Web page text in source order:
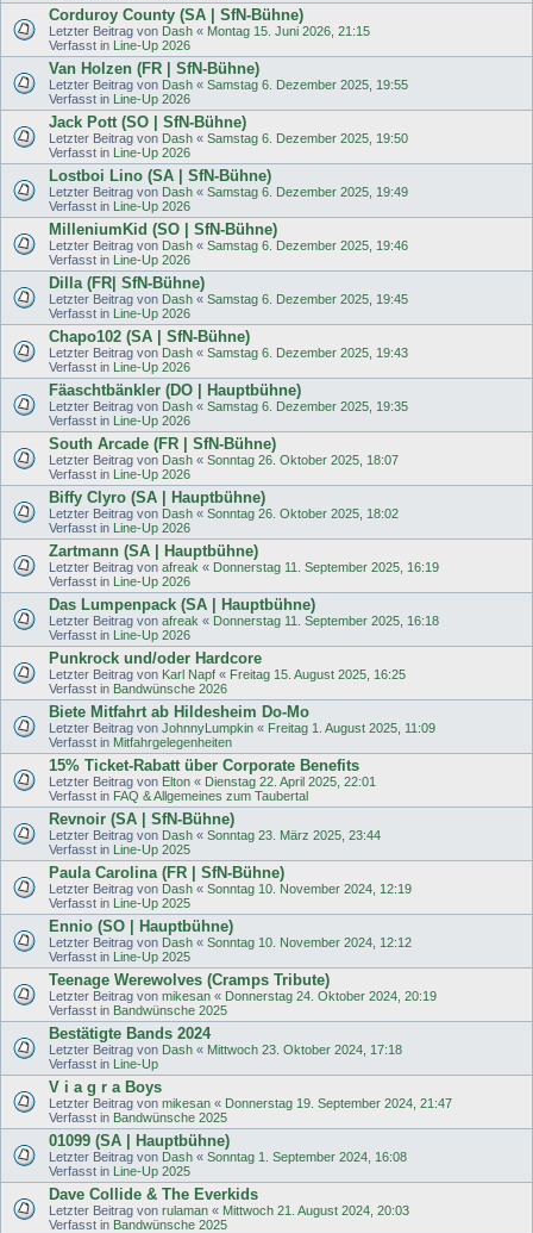
Corduroy County (SA | SfN-Bühne)
Letzter Beitrag von Dash « Montag 15. Juni 2026, 21:15
Verfasst in Line-Up 2026
Van Holzen (FR | SfN-Bühne)
Letzter Beitrag von Dash « Samstag 6. Dezember 2025, 19:55
Verfasst in Line-Up 2026
Jack Pott (SO | SfN-Bühne)
Letzter Beitrag von Dash « Samstag 6. Dezember 2025, 19:50
Verfasst in Line-Up 2026
Lostboi Lino (SA | SfN-Bühne)
Letzter Beitrag von Dash « Samstag 6. Dezember 2025, 19:49
Verfasst in Line-Up 2026
MilleniumKid (SO | SfN-Bühne)
Letzter Beitrag von Dash « Samstag 6. Dezember 2025, 19:46
Verfasst in Line-Up 2026
Dilla (FR| SfN-Bühne)
Letzter Beitrag von Dash « Samstag 6. Dezember 2025, 19:45
Verfasst in Line-Up 2026
Chapo102 (SA | SfN-Bühne)
Letzter Beitrag von Dash « Samstag 6. Dezember 2025, 19:43
Verfasst in Line-Up 2026
Fäaschtbänkler (DO | Hauptbühne)
Letzter Beitrag von Dash « Samstag 6. Dezember 2025, 19:35
Verfasst in Line-Up 2026
South Arcade (FR | SfN-Bühne)
Letzter Beitrag von Dash « Sonntag 26. Oktober 2025, 18:07
Verfasst in Line-Up 2026
Biffy Clyro (SA | Hauptbühne)
Letzter Beitrag von Dash « Sonntag 26. Oktober 2025, 18:02
Verfasst in Line-Up 2026
Zartmann (SA | Hauptbühne)
Letzter Beitrag von afreak « Donnerstag 11. September 2025, 16:19
Verfasst in Line-Up 2026
Das Lumpenpack (SA | Hauptbühne)
Letzter Beitrag von afreak « Donnerstag 11. September 2025, 16:18
Verfasst in Line-Up 2026
Punkrock und/oder Hardcore
Letzter Beitrag von Karl Napf « Freitag 15. August 2025, 16:25
Verfasst in Bandwünsche 2026
Biete Mitfahrt ab Hildesheim Do-Mo
Letzter Beitrag von JohnnyLumpkin « Freitag 1. August 2025, 11:09
Verfasst in Mitfahrgelegenheiten
15% Ticket-Rabatt über Corporate Benefits
Letzter Beitrag von Elton « Dienstag 22. April 2025, 22:01
Verfasst in FAQ & Allgemeines zum Taubertal
Revnoir (SA | SfN-Bühne)
Letzter Beitrag von Dash « Sonntag 23. März 2025, 23:44
Verfasst in Line-Up 2025
Paula Carolina (FR | SfN-Bühne)
Letzter Beitrag von Dash « Sonntag 10. November 2024, 12:19
Verfasst in Line-Up 2025
Ennio (SO | Hauptbühne)
Letzter Beitrag von Dash « Sonntag 10. November 2024, 12:12
Verfasst in Line-Up 2025
Teenage Werewolves (Cramps Tribute)
Letzter Beitrag von mikesan « Donnerstag 24. Oktober 2024, 20:19
Verfasst in Bandwünsche 2025
Bestätigte Bands 2024
Letzter Beitrag von Dash « Mittwoch 23. Oktober 2024, 17:18
Verfasst in Line-Up
V i a g r a Boys
Letzter Beitrag von mikesan « Donnerstag 19. September 2024, 21:47
Verfasst in Bandwünsche 2025
01099 (SA | Hauptbühne)
Letzter Beitrag von Dash « Sonntag 1. September 2024, 16:08
Verfasst in Line-Up 2025
Dave Collide & The Everkids
Letzter Beitrag von rulaman « Mittwoch 21. August 2024, 20:03
Verfasst in Bandwünsche 2025